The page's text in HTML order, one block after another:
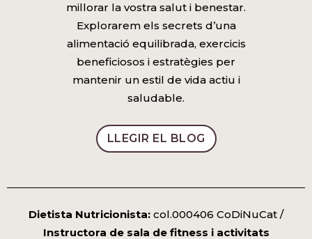
millorar la vostra salut i benestar.
Explorarem els secrets d’una
alimentació equilibrada, exercicis
beneficiosos i estratègies per
mantenir un estil de vida actiu i
saludable.
LLEGIR EL BLOG
Dietista Nutricionista: col.000406 CoDiNuCat /
Instructora de sala de fitness i activitats